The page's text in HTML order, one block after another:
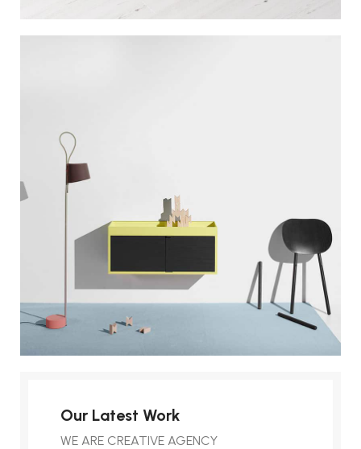
Our Latest Work
WE ARE CREATIVE AGENCY